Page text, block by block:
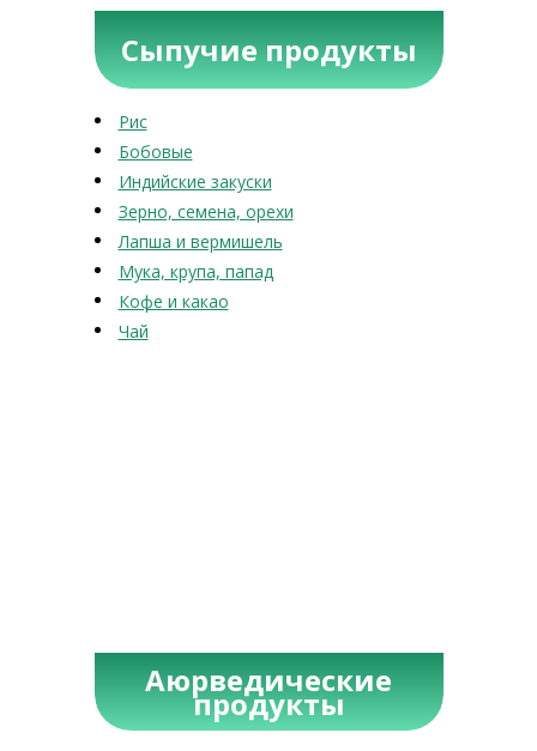
Сыпучие продукты
Рис
Бобовые
Индийские закуски
Зерно, семена, орехи
Лапша и вермишель
Мука, крупа, папад
Кофе и какао
Чай
Аюрведические
продукты